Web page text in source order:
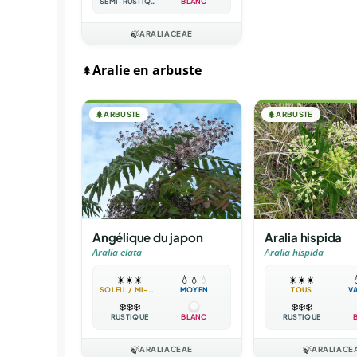
🍃ARALIACEAE
🌲Aralie en arbuste
🌲ARBUSTE
Angélique du japon
Aralia elata
☀️☀️☀️
SOLEIL / MI-OMBRE
💧 💧 💧
MOYEN
❄️❄️❄️
RUSTIQUE BLANC
🍃ARALIACEAE
🌲ARBUSTE
Aralia hispida
Aralia hispida
☀️☀️☀️
TOUS
❄️❄️❄️
RUSTIQUE
🍃